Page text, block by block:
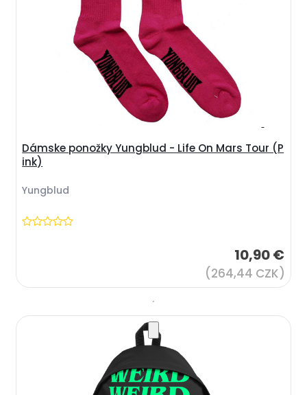
Dámske ponožky Yungblud - Life On Mars Tour (P
ink)
Yungblud
10,90 €
(264,44 CZK)